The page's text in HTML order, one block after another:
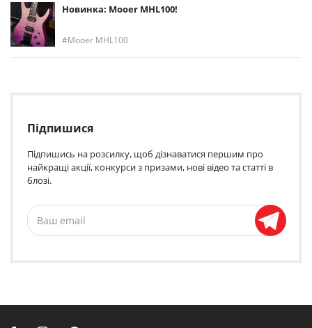
Новинка: Mooer MHL100!
Mooer MHL100
Підпишися
Підпишись на розсилку, щоб дізнаватися першим про
найкращі акції, конкурси з призами, нові відео та статті в
блозі.